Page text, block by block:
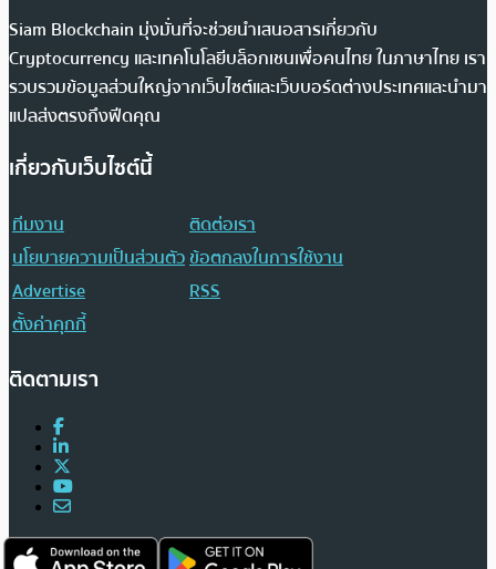
Siam Blockchain มุ่งมั่นที่จะช่วยนำเสนอสารเกี่ยวกับ
Cryptocurrency และเทคโนโลยีบล็อกเชนเพื่อคนไทย ในภาษาไทย เรา
รวบรวมข้อมูลส่วนใหญ่จากเว็บไซต์และเว็บบอร์ดต่างประเทศและนำมา
แปลส่งตรงถึงฟีดคุณ
เกี่ยวกับเว็บไซต์นี้
ทีมงาน
ติดต่อเรา
นโยบายความเป็นส่วนตัวข้อตกลงในการใช้งาน
Advertise
RSS
ตั้งค่าคุกกี้
ติดตามเรา